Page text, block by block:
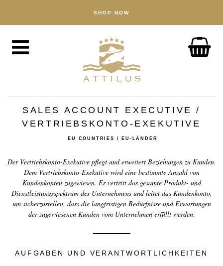
Fisk
Tillbehör
The Attilus Way
Vårt fiskeri
Våra produkter
Kvalitetssäkrad
Hållbarhet
Kaviarens historia
Provsmakningsguide
SALES ACCOUNT EXECUTIVE /
VERTRIEBSKONTO-EXEKUTIVE
EU COUNTRIES / EU-LÄNDER
Der Vertriebskonto-Exekutive pflegt und erweitert Beziehungen zu Kunden.
Dem Vertriebskonto-Exekutive wird eine bestimmte Anzahl von
Kundenkonten zugewiesen. Er vertritt das gesamte Produkt- und
Dienstleistungsspektrum des Unternehmens und leitet das Kundenkonto,
um sicherzustellen, dass die langfristigen Bedürfnisse und Erwartungen
der zugewiesenen Kunden vom Unternehmen erfüllt werden.
AUFGABEN UND VERANTWORTLICHKEITEN
SHOP NOW